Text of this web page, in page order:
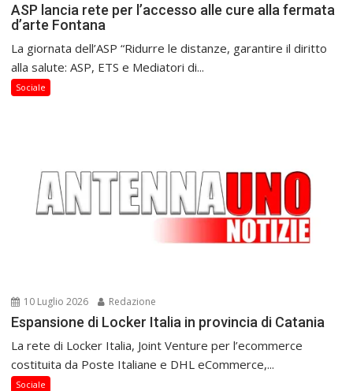
ASP lancia rete per l’accesso alle cure alla fermata
d’arte Fontana
La giornata dell’ASP “Ridurre le distanze, garantire il diritto
alla salute: ASP, ETS e Mediatori di...
Sociale
10 Luglio 2026 Redazione
Espansione di Locker Italia in provincia di Catania
La rete di Locker Italia, Joint Venture per l’ecommerce
costituita da Poste Italiane e DHL eCommerce,...
Sociale